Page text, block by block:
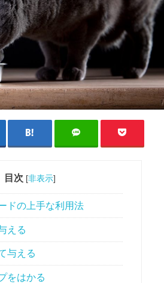
目次 [非表示]
ドの上手な利用法
える
与える
をはかる